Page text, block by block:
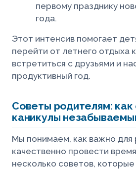
первому празднику
года.
Этот интенсив помогает
перейти от летнего отдыха
встретиться с друзьями и
продуктивный год.
Советы родителям: как
каникулы
Мы понимаем, как важно для
качественно провести
несколько советов,